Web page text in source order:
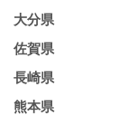
大分県
佐賀県
長崎県
熊本県